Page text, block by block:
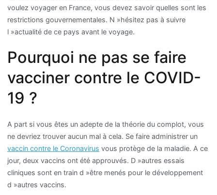
voulez voyager en France, vous devez savoir quelles sont les
restrictions gouvernementales. N »hésitez pas à suivre
l »actualité de ce pays avant le voyage.
Pourquoi ne pas se faire
vacciner contre le COVID-
19 ?
A part si vous êtes un adepte de la théorie du complot, vous
ne devriez trouver aucun mal à cela. Se faire administrer un
vaccin contre le Coronavirus vous protège de la maladie. A ce
jour, deux vaccins ont été approuvés. D »autres essais
cliniques sont en train d »être menés pour le développement
d »autres vaccins.